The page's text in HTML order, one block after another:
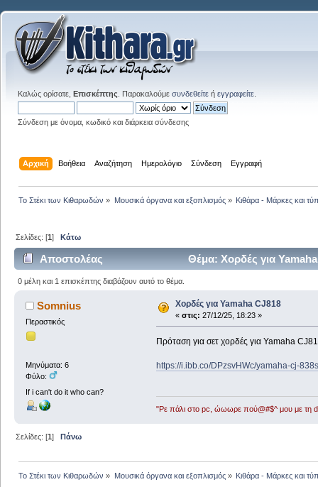
Καλώς ορίσατε, Επισκέπτης . Παρακαλούμε συνδεθείτε ή εγγραφείτε
Σύνδεση με όνομα, κωδικό και διάρκεια σύνδεσης
Αρχική Βοήθεια Αναζήτηση Ημερολόγιο Σύνδεση Εγγραφή
Το Στέκι των Κιθαρωδών » Μουσικά όργανα και εξοπλισμός» Κιθάρα - Μάρκες και
Σελίδες: [1]Κάτω
Αποστολέας Θέμα: Χορδές για
0 μέλη και 1 επισκέπτης διαβάζουν αυτό το θέμα.
Somnius
Περαστικός
Μηνύματα: 6
Φύλο:
If i can't do it who can?
Χορδές για Yamaha CJ818
« στις: 27/12/25, 18:23 »
Πρόταση για σετ χορδές για Yamaha
https://i.ibb.co/DPzsvHWc/yamaha-cj-
"Ρε πάλι στο pc, ώωωρε πού@#$^ μου με τη
Σελίδες: [1] Πάνω
Το Στέκι των Κιθαρωδών » Μουσικά όργανα και εξοπλισμός» Κιθάρα - Μάρκες και